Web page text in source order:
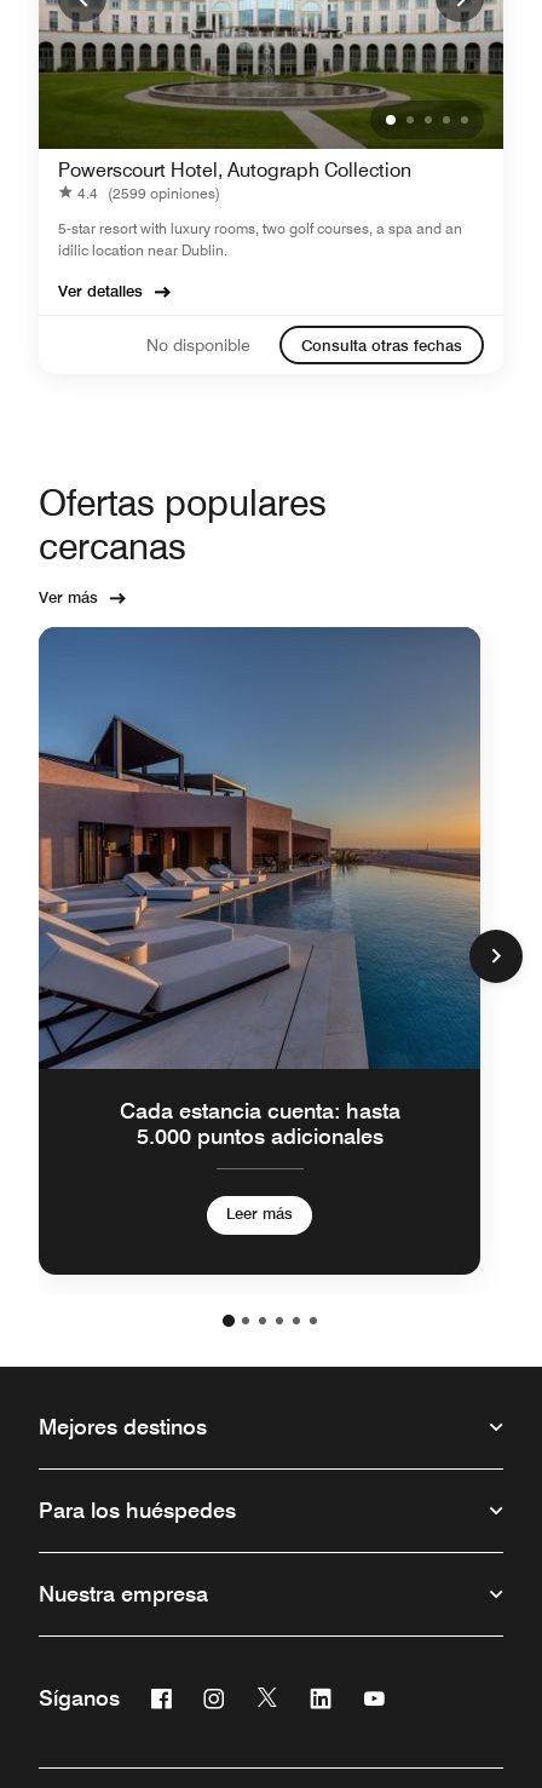
Powerscourt Hotel, Autograph Collection
4.4 (2599 opiniones)
5-star resort with luxury rooms, two golf courses, a spa and an
idilic location near Dublin.
Ver detalles
No disponible Consulta otras fechas
Ofertas populares
cercanas
Ver más
Cada estancia cuenta: hasta
5.000 puntos adicionales
Leer más
Mejores destinos
Para los huéspedes
Nuestra empresa
Síganos Facebook
Abre una ventana nueva
Instagram
Abre una ventana nueva
Twitter
Abre una ventana nueva
Linkedin
Abre una ventana nueva
Abre una ventana